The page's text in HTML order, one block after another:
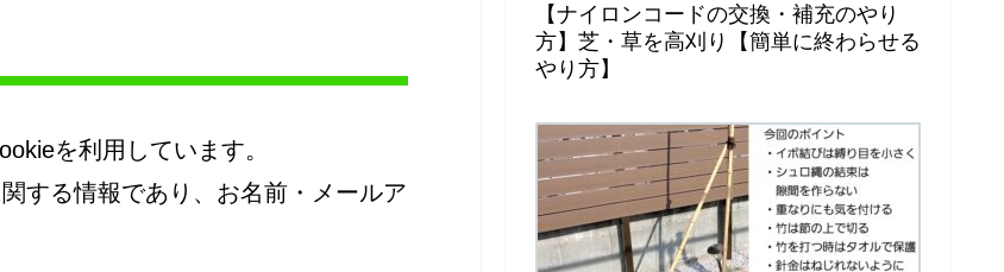
を利用しています。
する情報であり、お名前・メールア
【ナイロンコードの交換・補充のやり
方】芝・草を高刈り【簡単に終わらせる
やり方】